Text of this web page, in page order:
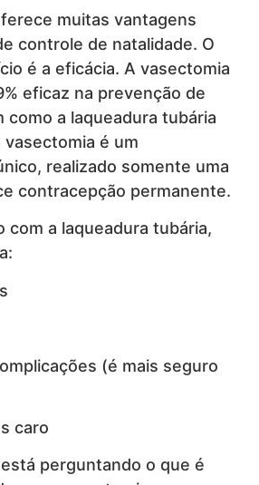
muitas vantagens
controle de natalidade. O
é a eficácia. A vasectomia
eficaz na prevenção de
como a laqueadura tubária
vasectomia é um
realizado somente uma
contracepção permanente.
com a laqueadura tubária,
(é mais seguro
caro
perguntando o que é